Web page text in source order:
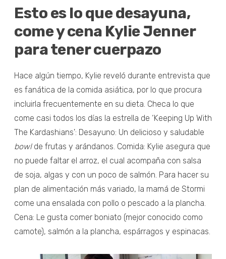
Esto es lo que desayuna,
come y cena Kylie Jenner
para tener cuerpazo
Hace algún tiempo, Kylie reveló durante entrevista que
es fanática de la comida asiática, por lo que procura
incluirla frecuentemente en su dieta. Checa lo que
come casi todos los días la estrella de ‘Keeping Up With
The Kardashians': Desayuno: Un delicioso y saludable
bowlde frutas y arándanos. Comida: Kylie asegura que
no puede faltar el arroz, el cual acompaña con salsa
de soja, algas y con un poco de salmón. Para hacer su
plan de alimentación más variado, la mamá de Stormi
come una ensalada con pollo o pescado a la plancha.
Cena: Le gusta comer boniato (mejor conocido como
camote), salmón a la plancha, espárragos y espinacas.